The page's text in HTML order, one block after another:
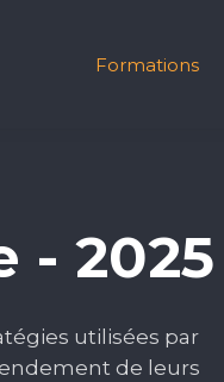
Formations
- 2025
utilisées par
de leurs